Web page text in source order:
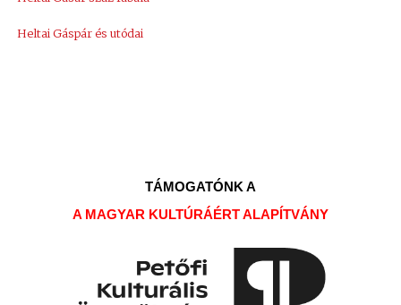
Heltai Gáspár és utódai
TÁMOGATÓNK A
A MAGYAR KULTÚRÁÉRT ALAPÍTVÁNY